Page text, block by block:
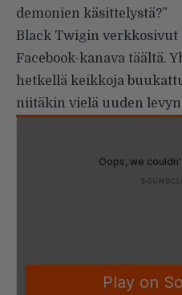
demonien käsittelystä?”
Black Twigin verkkosivut
Facebook-kanava täältä.
hetkellä keikkoja
niitäkin vielä uuden